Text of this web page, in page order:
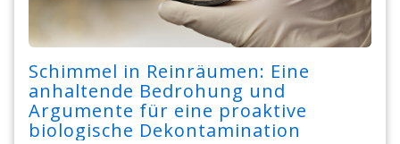
Schimmel in Reinräumen: Eine
anhaltende Bedrohung und
Argumente für eine proaktive
biologische Dekontamination